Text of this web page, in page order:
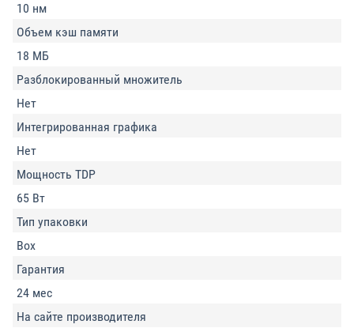
10 нм
Объем кэш памяти
18 МБ
Разблокированный множитель
Нет
Интегрированная графика
Нет
Мощность TDP
65 Вт
Тип упаковки
Box
Гарантия
24 мес
На сайте производителя